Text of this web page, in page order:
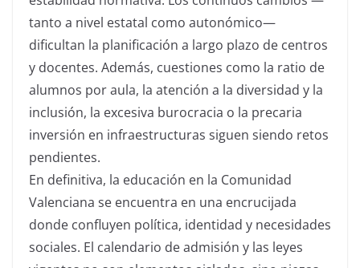
tanto a nivel estatal como autonómico—
dificultan la planificación a largo plazo de centros
y docentes. Además, cuestiones como la ratio de
alumnos por aula, la atención a la diversidad y la
inclusión, la excesiva burocracia o la precaria
inversión en infraestructuras siguen siendo retos
pendientes.
En definitiva, la educación en la Comunidad
Valenciana se encuentra en una encrucijada
donde confluyen política, identidad y necesidades
sociales. El calendario de admisión y las leyes